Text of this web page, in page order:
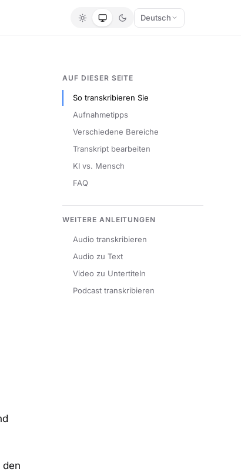
Deutsch
den
AUF DIESER SEITE
So transkribieren Sie
Aufnahmetipps
Verschiedene Bereiche
Transkript bearbeiten
KI vs. Mensch
FAQ
WEITERE ANLEITUNGEN
Audio transkribieren
Audio zu Text
Video zu Untertiteln
Podcast transkribieren